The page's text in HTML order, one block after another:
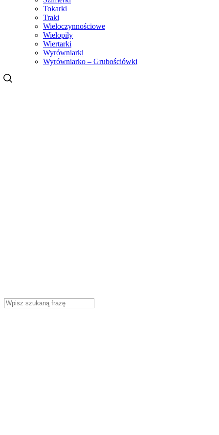
Tokarki
Traki
Wieloczynnościowe
Wielopiły
Wiertarki
Wyrówniarki
Wyrówniarko – Grubościówki